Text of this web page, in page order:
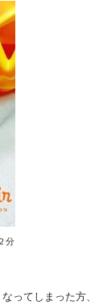
分
ってしまった方、